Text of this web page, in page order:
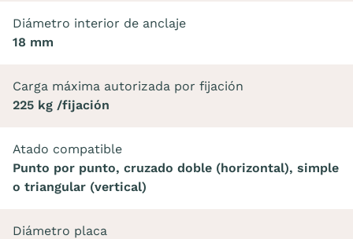
Diámetro interior de anclaje
18 mm
Carga máxima autorizada por fijación
225 kg /fijación
Atado compatible
Punto por punto, cruzado doble (horizontal), simple
o triangular (vertical)
Diámetro placa